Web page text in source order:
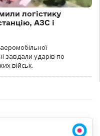
логістику
АЗС і
завдали ударів по
військ.